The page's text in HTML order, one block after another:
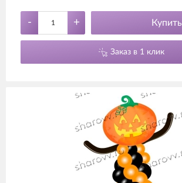
- + Купить
Заказ в 1 клик